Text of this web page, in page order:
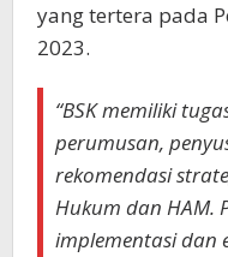
yang tertera pada
2023.
“BSK memiliki
perumusan,
rekomendasi
Hukum dan HAM.
implementasi dan